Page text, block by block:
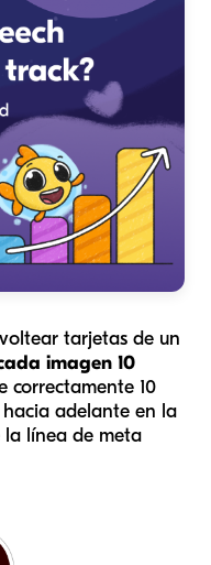
tarjetas de un
imagen 10
correctamente 10
hacia adelante en la
la línea de meta